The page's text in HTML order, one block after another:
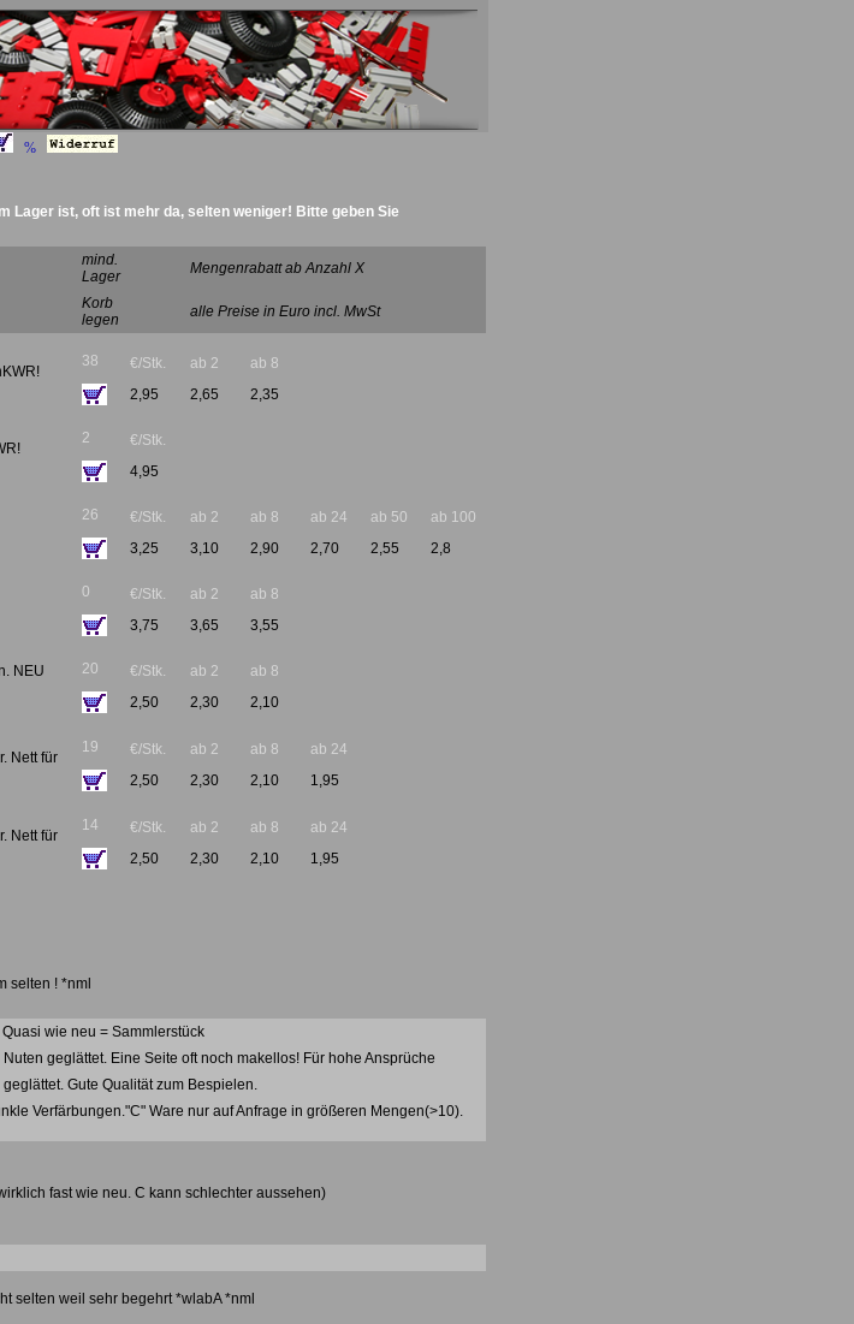
%
Lager ist, oft ist mehr da, selten weniger! Bitte geben Sie
mind.
Lager
Mengenrabatt ab Anzahl X
Korb
legen
alle Preise in Euro incl. MwSt
38
€/Stk.
2,95
ab 2
2,65
ab 8
2,35
2
€/Stk.
4,95
26
€/Stk.
3,25
ab 2
3,10
ab 8
2,90
ab 24
2,70
ab 50
2,55
ab 100
2,8
0
€/Stk.
3,75
ab 2
3,65
ab 8
3,55
NEU
20
€/Stk.
2,50
ab 2
2,30
ab 8
2,10
Nett für
19
€/Stk.
2,50
ab 2
2,30
ab 8
2,10
ab 24
1,95
Nett für
14
€/Stk.
2,50
ab 2
2,30
ab 8
2,10
ab 24
1,95
selten ! *nml
wie neu = Sammlerstück
geglättet. Eine Seite oft noch makellos! Für hohe Ansprüche
Gute Qualität zum Bespielen.
Verfärbungen."C" Ware nur auf Anfrage in größeren Mengen(>10).
fast wie neu. C kann schlechter aussehen)
selten weil sehr begehrt *wlabA *nml